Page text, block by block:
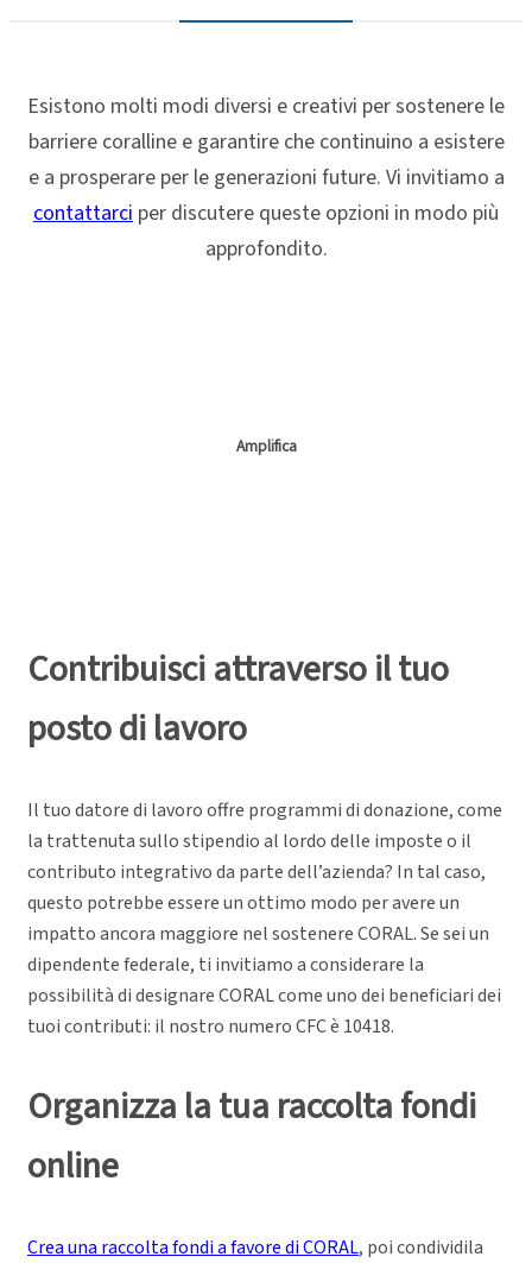
Esistono molti modi diversi e creativi per sostenere le
barriere coralline e garantire che continuino a esistere
e a prosperare per le generazioni future. Vi invitiamo a
contattarci per discutere queste opzioni in modo più
approfondito.
Amplifica
Contribuisci attraverso il tuo
posto di lavoro
Il tuo datore di lavoro offre programmi di donazione, come
la trattenuta sullo stipendio al lordo delle imposte o il
contributo integrativo da parte dell’azienda? In tal caso,
questo potrebbe essere un ottimo modo per avere un
impatto ancora maggiore nel sostenere CORAL. Se sei un
dipendente federale, ti invitiamo a considerare la
possibilità di designare CORAL come uno dei beneficiari dei
tuoi contributi: il nostro numero CFC è 10418.
Organizza la tua raccolta fondi
online
Crea una raccolta fondi a favore di CORAL, poi condividila